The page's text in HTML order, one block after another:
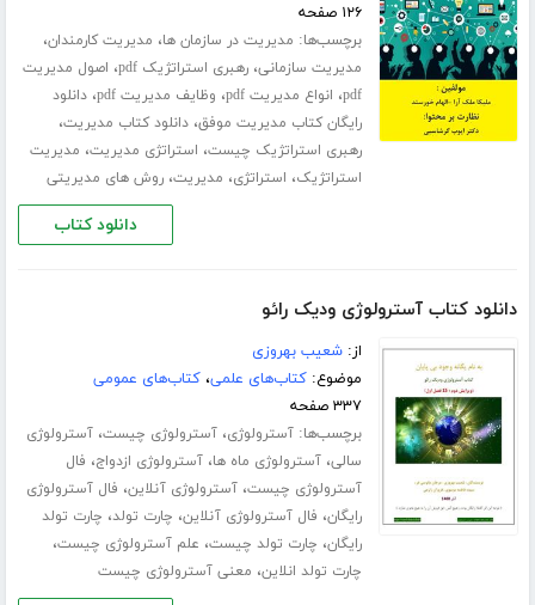
۱۲۶ صفحه
برچسب‌ها: مدیریت در سازمان ها، مدیریت کارمندان،
مدیریت سازمانی،رهبری استراتژیک pdf ، اصول مدیریت
pdf، انواع مدیریت pdf ، وظایف مدیریت pdf ،دانلود
رایگان کتاب مدیریت موفق،دانلود کتاب مدیریت،
رهبری استراتژیک چیست، استراتژی مدیریت، مدیریت
استراتژیک، استراتژی، مدیریت،روش های مدیریتی
دانلود کتاب
دانلود کتاب آسترولوژی ودیک رائو
از:شعیب بهروزی
موضوع:کتاب‌های علمی،کتاب‌های عمومی
۳۳۷ صفحه
برچسب‌ها:آسترولوژی،آسترولوژی چیست،آسترولوژی
سالی،آسترولوژی ماه ها،آسترولوژی ازدواج، فال
آسترولوژی چیست،آسترولوژی آنلاین، فال آسترولوژی
رایگان، فال آسترولوژی آنلاین، چارت تولد، چارت تولد
رایگان، چارت تولد چیست، علم آسترولوژی چیست،
چارت تولد انلاین، معنی آسترولوژی چیست